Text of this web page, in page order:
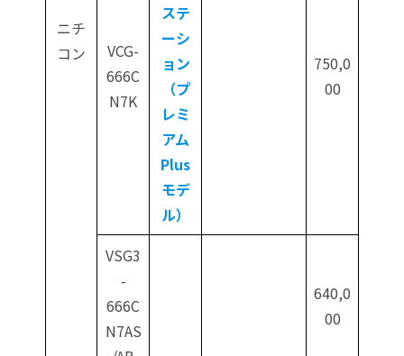
ニチ
コン
VCG-
666C
N7K
ステ
ーシ
ョン
（プ
レミ
アム
Plus
モデ
ル）
750,0
00
VSG3
-
666C
N7AS
640,0
00